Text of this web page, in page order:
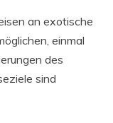
an exotische
einmal
des
sind